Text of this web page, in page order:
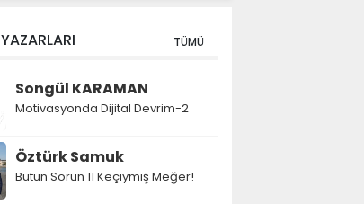
YAZARLARI TÜMÜ
Songül KARAMAN
Motivasyonda Dijital Devrim-2
Öztürk Samuk
Bütün Sorun 11 Keçiymiş Meğer!